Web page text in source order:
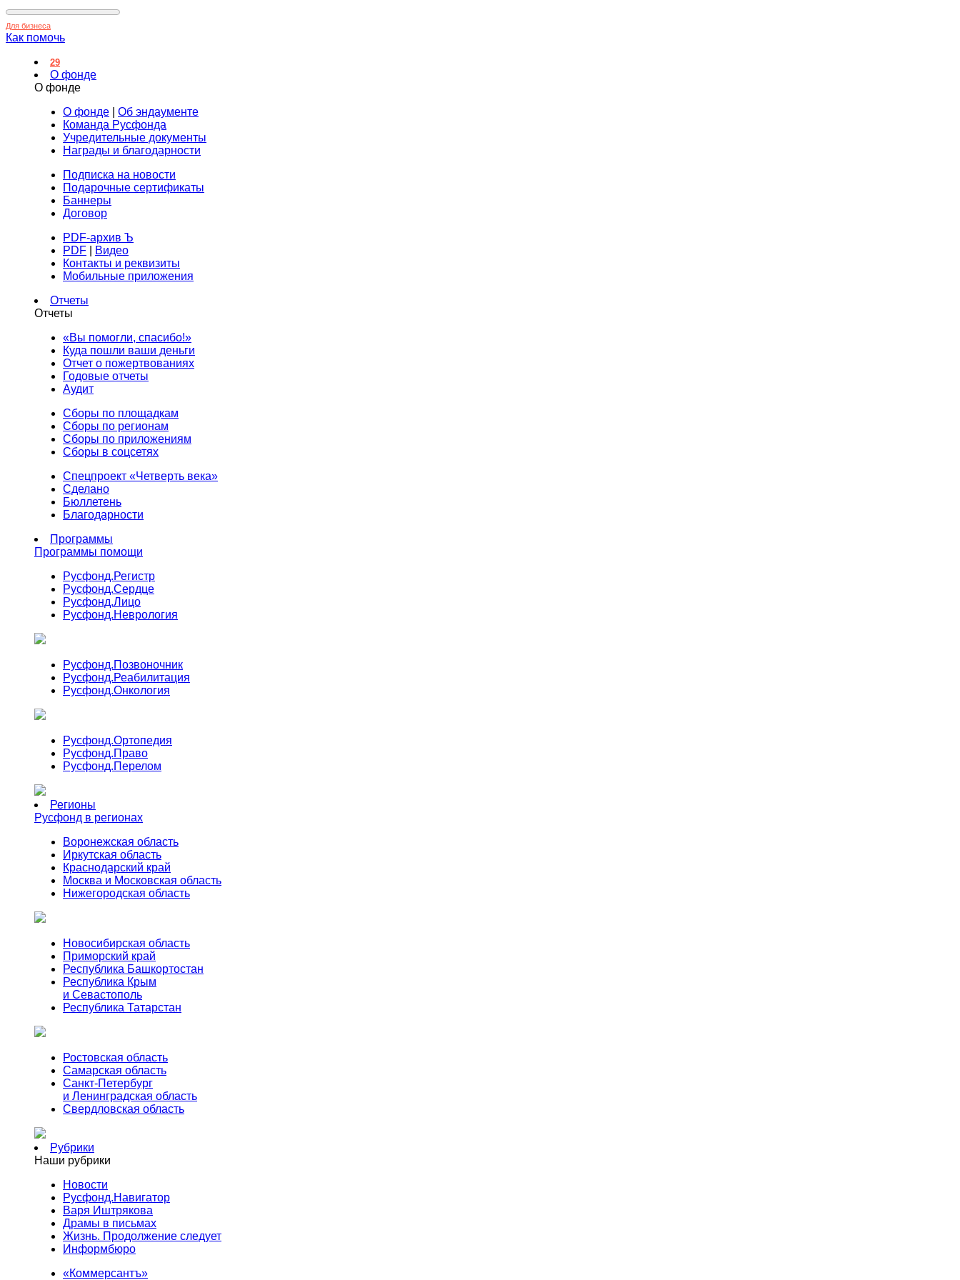
Для бизнеса
Как помочь
29
О фонде
О фонде
О фонде
Об эндаументе
Команда Русфонда
Учредительные документы
Награды и благодарности
Подписка на новости
Подарочные сертификаты
Баннеры
Договор
PDF-архив Ъ
PDF
Видео
Контакты и реквизиты
Мобильные приложения
Отчеты
Отчеты
«Вы помогли, спасибо!»
Куда пошли ваши деньги
Отчет о пожертвованиях
Годовые отчеты
Аудит
Сборы по площадкам
Сборы по регионам
Сборы по приложениям
Сборы в соцсетях
Спецпроект «Четверть века»
Сделано
Бюллетень
Благодарности
Программы
Программы помощи
Русфонд.Регистр
Русфонд.Сердце
Русфонд.Лицо
Русфонд.Неврология
Русфонд.Позвоночник
Русфонд.Реабилитация
Русфонд.Онкология
Русфонд.Ортопедия
Русфонд.Право
Русфонд.Перелом
Регионы
Русфонд в регионах
Воронежская область
Иркутская область
Краснодарский край
Москва и Московская область
Нижегородская область
Новосибирская область
Приморский край
Республика Башкортостан
Республика Крым
и Севастополь
Республика Татарстан
Ростовская область
Самарская область
Санкт-Петербург
и Ленинградская область
Свердловская область
Рубрики
Наши рубрики
Новости
Русфонд.Навигатор
Варя Иштрякова
Драмы в письмах
Жизнь. Продолжение следует
Информбюро
«Коммерсантъ»